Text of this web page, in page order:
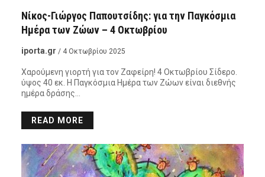
Νίκος-Γιώργος Παπουτσίδης: για την Παγκόσμια
Ημέρα των Ζώων – 4 Οκτωβρίου
iporta.gr / 4 Οκτωβρίου 2025
Χαρούμενη γιορτή για τον Ζαφείρη! 4 Οκτωβρίου Σίδερο.
ύψος 40 εκ. Η Παγκόσμια Ημέρα των Ζώων είναι διεθνής
ημέρα δράσης…
READ MORE